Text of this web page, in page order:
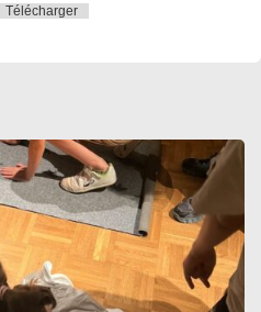
Télécharger